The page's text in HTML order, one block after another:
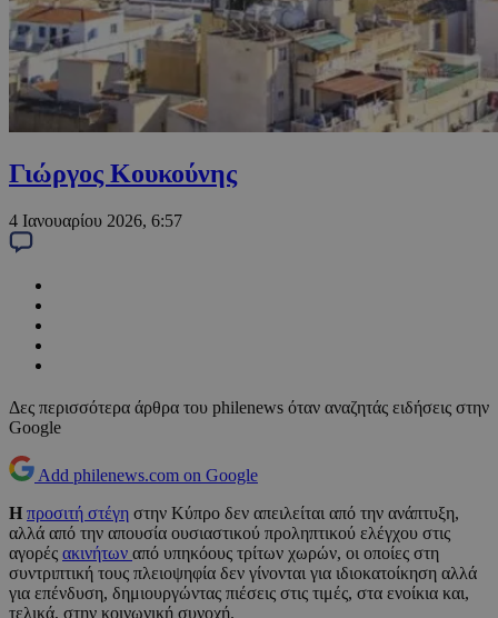
Γιώργος Κουκούνης
4 Ιανουαρίου 2026, 6:57
Δες περισσότερα άρθρα του philenews όταν αναζητάς ειδήσεις στην
Google
Add philenews.com on Google
Η προσιτή στέγη στην Κύπρο δεν απειλείται από την ανάπτυξη,
αλλά από την απουσία ουσιαστικού προληπτικού ελέγχου στις
αγορές ακινήτων από υπηκόους τρίτων χωρών, οι οποίες στη
συντριπτική τους πλειοψηφία δεν γίνονται για ιδιοκατοίκηση αλλά
για επένδυση, δημιουργώντας πιέσεις στις τιμές, στα ενοίκια και,
τελικά, στην κοινωνική συνοχή.